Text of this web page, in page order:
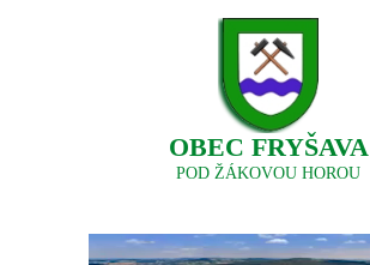
OBEC FRYŠAVA
POD ŽÁKOVOU HOROU